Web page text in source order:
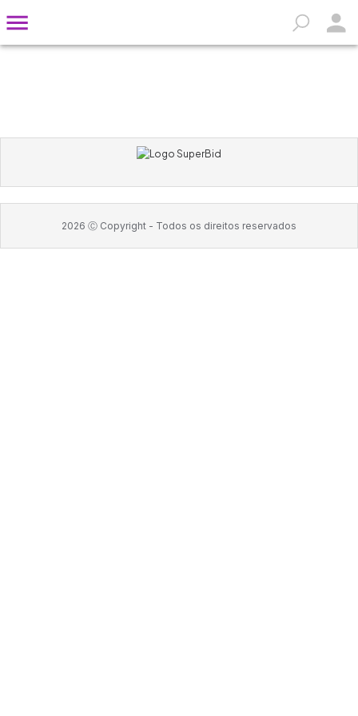
2026 Ⓒ Copyright - Todos os direitos reservados